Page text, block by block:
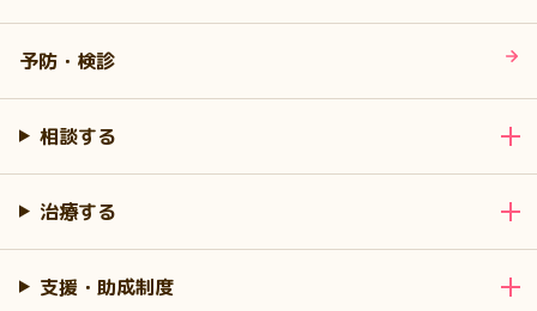
予防・検診
相談する
治療する
支援・助成制度